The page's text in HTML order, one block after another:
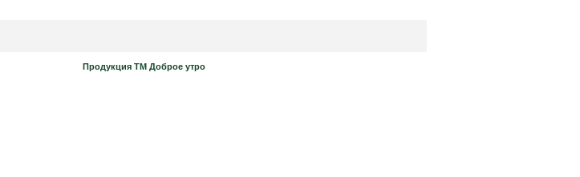
Продукция ТМ Доброе утро